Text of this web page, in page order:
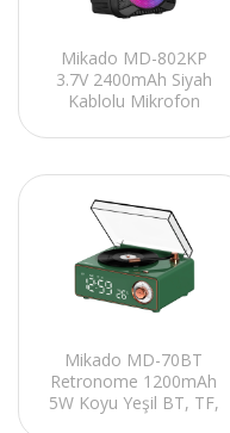
Mikado MD-802KP
3.7V 2400mAh Siyah
Kablolu Mikrofon
Bluetooth/USB/FM/RGB
Mikado MD-70BT
Retronome 1200mAh
5W Koyu Yeşil BT, TF,